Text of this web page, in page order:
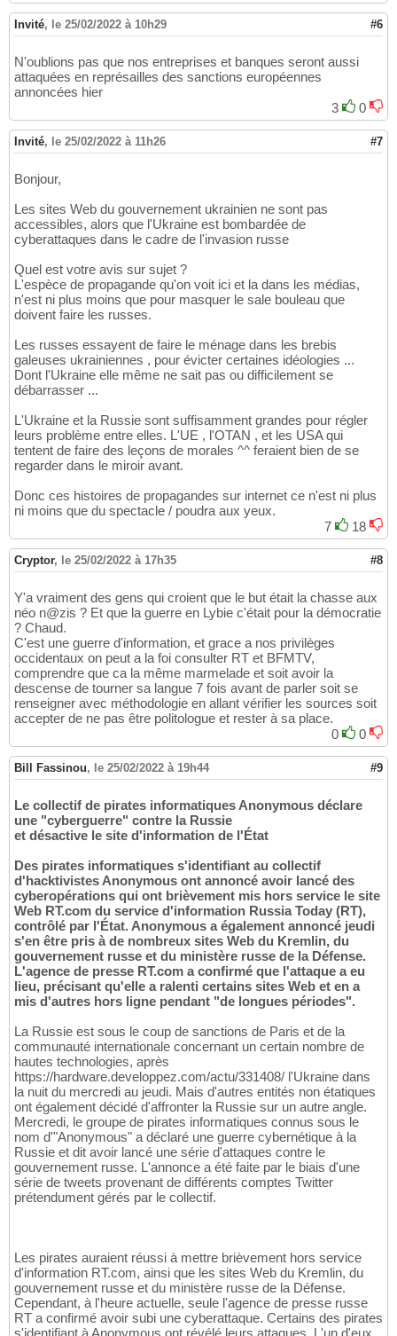
Invité, le 25/02/2022 à 10h29 #6
N'oublions pas que nos entreprises et banques seront aussi
attaquées en représailles des sanctions européennes
annoncées hier
3
0
Invité, le 25/02/2022 à 11h26 #7
Bonjour,
Les sites Web du gouvernement ukrainien ne sont pas
accessibles, alors que l'Ukraine est bombardée de
cyberattaques dans le cadre de l'invasion russe
Quel est votre avis sur sujet ?
L'espèce de propagande qu'on voit ici et la dans les médias,
n'est ni plus moins que pour masquer le sale bouleau que
doivent faire les russes.
Les russes essayent de faire le ménage dans les brebis
galeuses ukrainiennes , pour évicter certaines idéologies ...
Dont l'Ukraine elle même ne sait pas ou difficilement se
débarrasser ...
L'Ukraine et la Russie sont suffisamment grandes pour régler
leurs problème entre elles. L'UE , l'OTAN , et les USA qui
tentent de faire des leçons de morales ^^ feraient bien de se
regarder dans le miroir avant.
Donc ces histoires de propagandes sur internet ce n'est ni plus
ni moins que du spectacle / poudra aux yeux.
7
18
Cryptor, le 25/02/2022 à 17h35 #8
Y'a vraiment des gens qui croient que le but était la chasse aux
néo n@zis ? Et que la guerre en Lybie c'était pour la démocratie
? Chaud.
C'est une guerre d'information, et grace a nos privilèges
occidentaux on peut a la foi consulter RT et BFMTV,
comprendre que ca la même marmelade et soit avoir la
descense de tourner sa langue 7 fois avant de parler soit se
renseigner avec méthodologie en allant vérifier les sources soit
accepter de ne pas être politologue et rester à sa place.
0
0
Bill Fassinou, le 25/02/2022 à 19h44 #9
Le collectif de pirates informatiques Anonymous déclare
une "cyberguerre" contre la Russie
et désactive le site d'information de l'État
Des pirates informatiques s'identifiant au collectif
d'hacktivistes Anonymous ont annoncé avoir lancé des
cyberopérations qui ont brièvement mis hors service le site
Web RT.com du service d'information Russia Today (RT),
contrôlé par l'État. Anonymous a également annoncé jeudi
s'en être pris à de nombreux sites Web du Kremlin, du
gouvernement russe et du ministère russe de la Défense.
L'agence de presse RT.com a confirmé que l'attaque a eu
lieu, précisant qu'elle a ralenti certains sites Web et en a
mis d'autres hors ligne pendant "de longues périodes".
La Russie est sous le coup de sanctions de Paris et de la
communauté internationale concernant un certain nombre de
hautes technologies, après
https://hardware.developpez.com/actu/331408/ l'Ukraine dans
la nuit du mercredi au jeudi. Mais d'autres entités non étatiques
ont également décidé d'affronter la Russie sur un autre angle.
Mercredi, le groupe de pirates informatiques connus sous le
nom d'"Anonymous" a déclaré une guerre cybernétique à la
Russie et dit avoir lancé une série d'attaques contre le
gouvernement russe. L'annonce a été faite par le biais d'une
série de tweets provenant de différents comptes Twitter
prétendument gérés par le collectif.
Les pirates auraient réussi à mettre brièvement hors service
d'information RT.com, ainsi que les sites Web du Kremlin, du
gouvernement russe et du ministère russe de la Défense.
Cependant, à l'heure actuelle, seule l'agence de presse russe
RT a confirmé avoir subi une cyberattaque. Certains des pirates